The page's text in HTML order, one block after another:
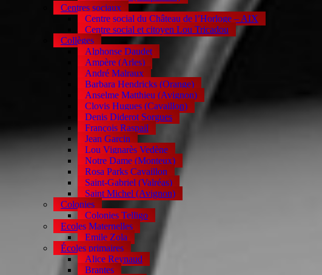
Centres sociaux
Centre social du Château de l’Horloge – AIX
Centre social et citoyen Lou Tricadou
Collèges
Alphonse Daudet
Ampère (Arles)
André Malraux
Barbara Hendricks (Orange)
Anselme Matthieu (Avignon)
Clovis Hugues (Cavaillon)
Denis Diderot Sorgues
François Raspail
Jean Garcin
Lou Vignarès Vedène
Notre Dame (Monteux)
Rosa Parks Cavaillon
Saint-Gabriel (Valréas)
Saint Michel (Avignon)
Colonies
Colonies Telligo
Ecoles Maternelles
Emile Zola
Écoles primaires
Alice Reynaud
Brantes